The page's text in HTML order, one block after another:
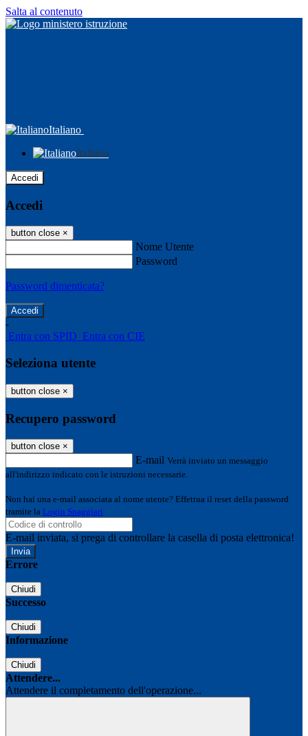
Salta al contenuto
Italiano
Italiano
Accedi
Accedi
button close ×
Nome Utente
Password
Password dimenticata?
-
Entra con SPID Entra con CIE
Seleziona utente
button close ×
Recupero password
button close ×
E-mail Verrà inviato un messaggio
all'indirizzo indicato con le istruzioni necessarie.
Non hai una e-mail associata al nome utente? Effettua il reset della password
tramite la Login Spaggiari
E-mail inviata, si prega di controllare la casella di posta elettronica!
Errore
Chiudi
Successo
Chiudi
Informazione
Chiudi
Attendere...
Attendere il completamento dell'operazione...